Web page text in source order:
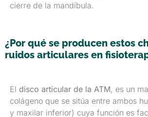
cierre de la mandí­bula.
¿Por qué se producen estos
ruidos articulares en
El disco articular de la ATM, es un
colágeno que se sitúa entre ambos
y maxilar inferior) cuya función es